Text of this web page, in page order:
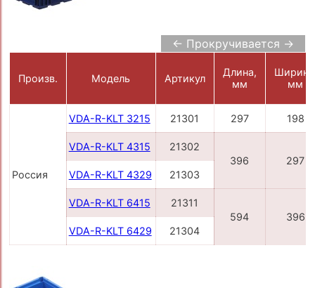
← Прокручивается →
Произв. Модель Артикул
Длина,
мм
мм
Россия
VDA-R-KLT 3215 21301 297 198
VDA-R-KLT 4315
21302
396
297
VDA-R-KLT 4329
21303
VDA-R-KLT 6415
21311
594
396
VDA-R-KLT 6429
21304